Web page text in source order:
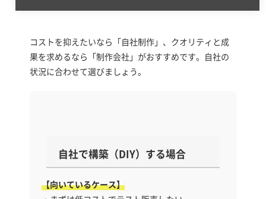
コストを抑えたいなら「自社制作」、クオリティと成
果を求めるなら「制作会社」がおすすめです。自社の
状況に合わせて選びましょう。
自社で構築（DIY）する場合
【向いているケース】